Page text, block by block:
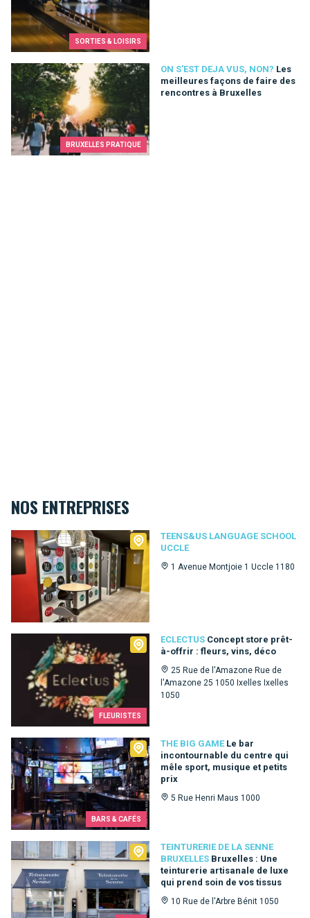
SORTIES & LOISIRS
BRUXELLES PRATIQUE
ON S'EST DEJA VUS, NON? Les
meilleures façons de faire des
rencontres à Bruxelles
Les meilleures façons de faire des rencontres à Bruxelles
NOS ENTREPRISES
TEENS&US LANGUAGE SCHOOL
UCCLE
1 Avenue Montjoie 1 Uccle 1180
Teens&Us language school Uccle
FLEURISTES
ECLECTUS Concept store prêt-
à-offrir : fleurs, vins, déco
25 Rue de l'Amazone Rue de
l'Amazone 25 1050 Ixelles Ixelles
1050
BARS & CAFÉS
THE BIG GAME Le bar
incontournable du centre qui
mêle sport, musique et petits
prix
5 Rue Henri Maus 1000
The Big Game
TEINTURERIE DE LA SENNE
BRUXELLES Bruxelles : Une
teinturerie artisanale de luxe
qui prend soin de vos tissus
10 Rue de l'Arbre Bénit 1050
Teinturerie de la Senne Bruxelles